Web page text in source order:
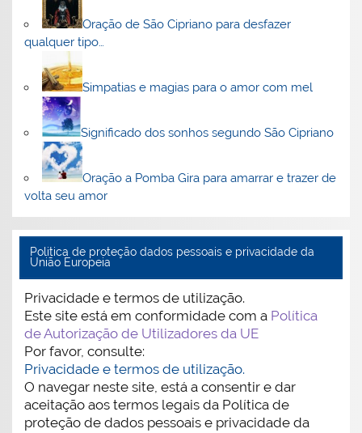
Oração de São Cipriano para desfazer
qualquer tipo…
Simpatias e magias para o amor com mel
Significado dos sonhos segundo São Cipriano
Oração a Pomba Gira para amarrar e trazer de
volta seu amor
Politica de proteção dados pessoais e privacidade da
União Europeia
Privacidade e termos de utilização.
Este site está em conformidade com a Política
de Autorização de Utilizadores da UE
Por favor, consulte:
Privacidade e termos de utilização.
O navegar neste site, está a consentir e dar
aceitação aos termos legais da Política de
proteção de dados pessoais e privacidade da